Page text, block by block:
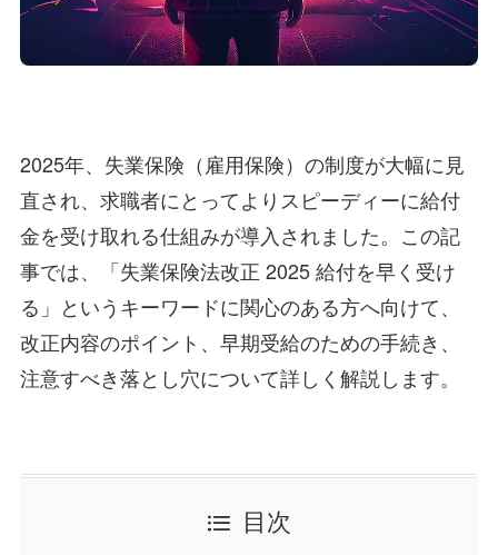
2025年、失業保険（雇用保険）の制度が大幅に見
直され、求職者にとってよりスピーディーに給付
金を受け取れる仕組みが導入されました。この記
事では、「失業保険法改正 2025 給付を早く受け
る」というキーワードに関心のある方へ向けて、
改正内容のポイント、早期受給のための手続き、
注意すべき落とし穴について詳しく解説します。
目次